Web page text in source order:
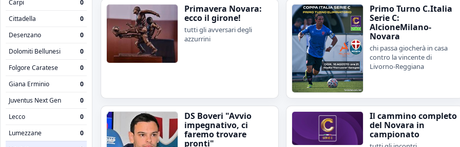
Carpi
0
Cittadella
0
Desenzano
0
Dolomiti Bellunesi
0
Folgore Caratese
0
Giana Erminio
0
Juventus Next Gen
0
Lecco
0
Lumezzane
0
Primavera Novara:
ecco il girone!
tutti gli avversari degli
azzurrini
Primo Turno C.Italia
Serie C:
AlcioneMilano-
Novara
chi passa giocherà in casa
contro la vincente di
Livorno-Reggiana
DS Boveri "Avvio
impegnativo, ci
faremo trovare
pronti"
Il cammino completo
del Novara in
campionato